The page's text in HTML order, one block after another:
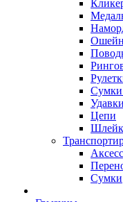
Сумки
Удавки
Цепи
Сумки